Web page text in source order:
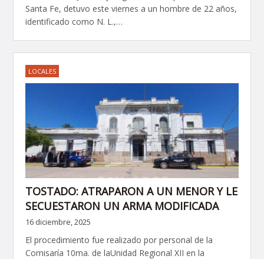
Santa Fe, detuvo este viernes a un hombre de 22 años,
identificado como N. L.,…
LOCALES
TOSTADO: ATRAPARON A UN MENOR Y LE
SECUESTARON UN ARMA MODIFICADA
16 diciembre, 2025
El procedimiento fue realizado por personal de la
Comisaría 10ma. de laUnidad Regional XII en la